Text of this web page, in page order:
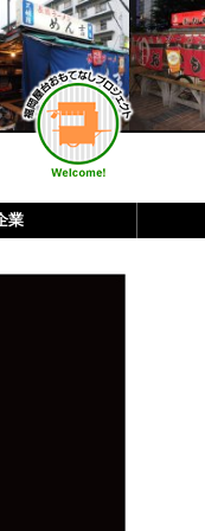
業